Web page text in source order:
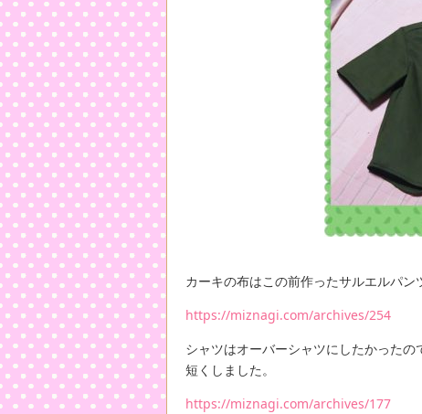
カーキの布はこの前作ったサルエルパン
https://miznagi.com/archives/254
シャツはオーバーシャツにしたかった
短くしました。
https://miznagi.com/archives/177